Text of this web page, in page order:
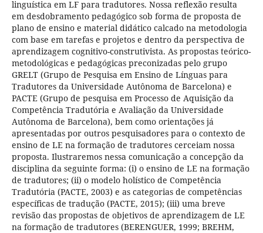
linguística em LF para tradutores. Nossa reflexão resulta
em desdobramento pedagógico sob forma de proposta de
plano de ensino e material didático calcado na metodologia
com base em tarefas e projetos e dentro da perspectiva de
aprendizagem cognitivo-construtivista. As propostas teórico-
metodológicas e pedagógicas preconizadas pelo grupo
GRELT (Grupo de Pesquisa em Ensino de Línguas para
Tradutores da Universidade Autônoma de Barcelona) e
PACTE (Grupo de pesquisa em Processo de Aquisição da
Competência Tradutória e Avaliação da Universidade
Autônoma de Barcelona), bem como orientações já
apresentadas por outros pesquisadores para o contexto de
ensino de LE na formação de tradutores cerceiam nossa
proposta. Ilustraremos nessa comunicação a concepção da
disciplina da seguinte forma: (i) o ensino de LE na formação
de tradutores; (ii) o modelo holístico de Competência
Tradutória (PACTE, 2003) e as categorias de competências
específicas de tradução (PACTE, 2015); (iii) uma breve
revisão das propostas de objetivos de aprendizagem de LE
na formação de tradutores (BERENGUER, 1999; BREHM,